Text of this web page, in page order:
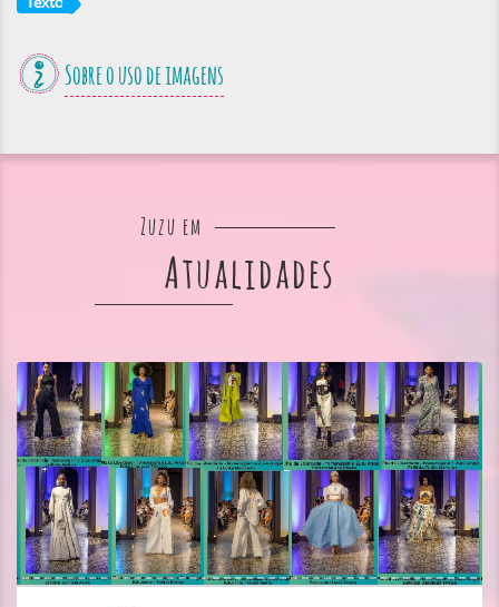
Sobre o uso de imagens
Zuzu em
Atualidades